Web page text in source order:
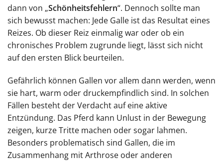
dann von „Schönheitsfehlern“. Dennoch sollte man
sich bewusst machen: Jede Galle ist das Resultat eines
Reizes. Ob dieser Reiz einmalig war oder ob ein
chronisches Problem zugrunde liegt, lässt sich nicht
auf den ersten Blick beurteilen.
Gefährlich können Gallen vor allem dann werden, wenn
sie hart, warm oder druckempfindlich sind. In solchen
Fällen besteht der Verdacht auf eine aktive
Entzündung. Das Pferd kann Unlust in der Bewegung
zeigen, kurze Tritte machen oder sogar lahmen.
Besonders problematisch sind Gallen, die im
Zusammenhang mit Arthrose oder anderen